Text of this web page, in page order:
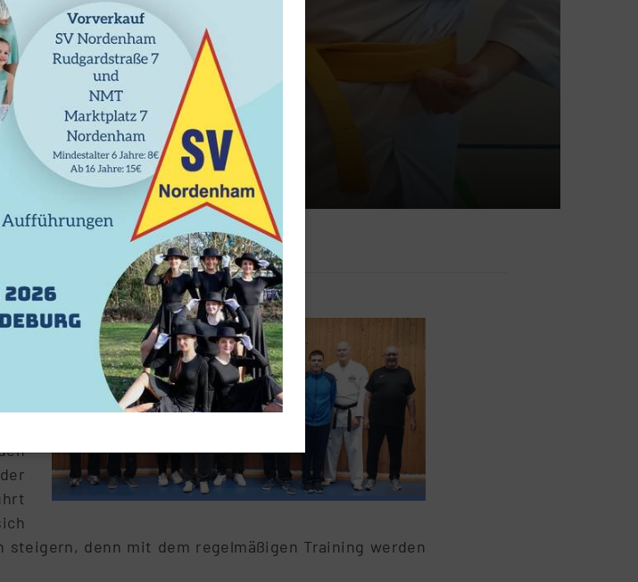
neurologisch Erkrankte
denn mit dem regelmäßigen Training werden